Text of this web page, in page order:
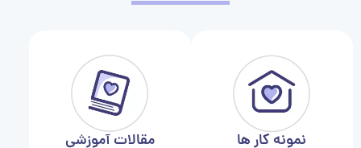
نمونه کار ها مقالات آموزشی